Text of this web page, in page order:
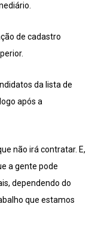
de cadastro
da lista de
após a
não irá contratar. E,
a gente pode
dependendo do
que estamos